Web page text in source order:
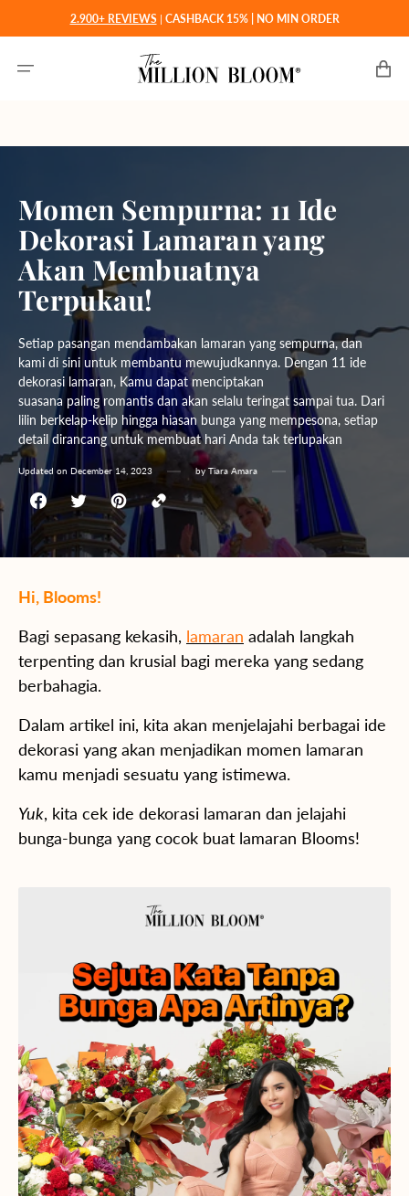
konten
2.900+ REVIEWS | CASHBACK 15% | NO MIN ORDER
Momen Sempurna: 11 Ide
Dekorasi Lamaran yang
Akan Membuatnya
Terpukau!
Setiap pasangan mendambakan lamaran yang sempurna, dan
kami di sini untuk membantu mewujudkannya. Dengan 11 ide
dekorasi lamaran, Kamu dapat menciptakan
suasana paling romantis dan akan selalu teringat sampai tua. Dari
lilin berkelap-kelip hingga hiasan bunga yang mempesona, setiap
detail dirancang untuk membuat hari Anda tak terlupakan
Updated on December 14, 2023 by Tiara Amara
Hi, Blooms!
Bagi sepasang kekasih, lamaran adalah langkah
terpenting dan krusial bagi mereka yang sedang
berbahagia.
Dalam artikel ini, kita akan menjelajahi berbagai ide
dekorasi yang akan menjadikan momen lamaran
kamu menjadi sesuatu yang istimewa.
Yuk, kita cek ide dekorasi lamaran dan jelajahi
bunga-bunga yang cocok buat lamaran Blooms!